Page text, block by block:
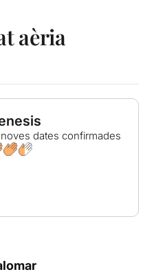
aèria
dates confirmades